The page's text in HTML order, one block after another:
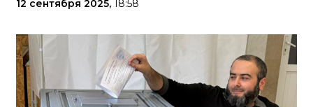
12 сентября 2025, 18:58